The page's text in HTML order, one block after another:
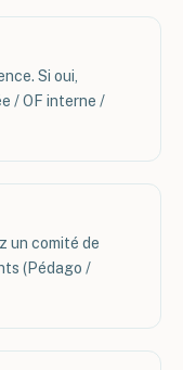
Si oui,
/ OF interne /
un comité de
(Pédago /